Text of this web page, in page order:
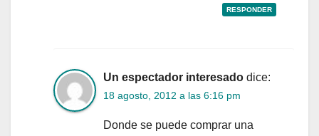
RESPONDER
Un espectador interesado dice:
18 agosto, 2012 a las 6:16 pm
Donde se puede comprar una